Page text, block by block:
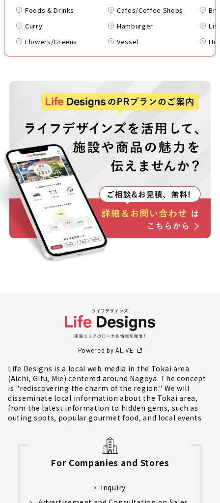
Foods & Drinks
Cafes/Coffee Shops
Curry
Hamburger
Flowers/Greens
Vessel
Powered by ALIVE
Life Designs is a local web media in the Tokai area
(Aichi, Gifu, Mie) centered around Nagoya. The concept
is "rediscovering the charm of the region." We will
disseminate local information about the Tokai area,
from the latest information to hidden gems, such as
outing spots, popular gourmet food, and local events.
For Companies and Stores
Inquiry